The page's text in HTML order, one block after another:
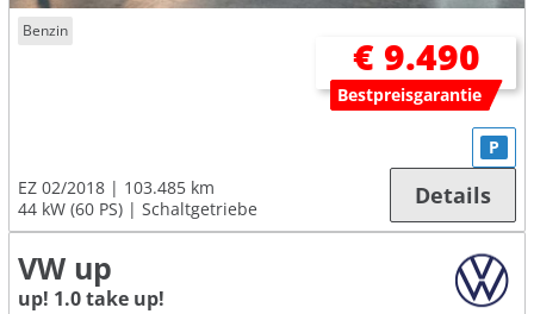
Benzin
€ 9.490
Bestpreisgarantie
EZ 02/2018
103.485 km
44 kW (60 PS)
Schaltgetriebe
P
Details
VW up
up! 1.0 take up!